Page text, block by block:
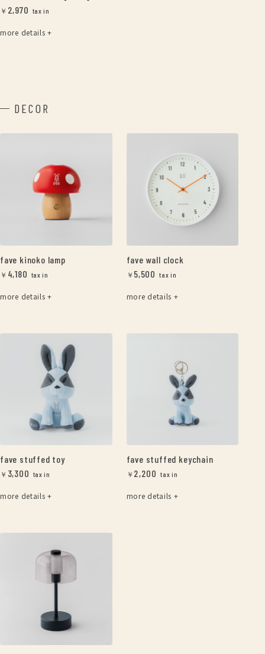
￥ 2,970
more details +
DECOR
fave kinoko lamp
￥ 4,180
more details +
fave wall clock
￥ 5,500
more details +
fave stuffed toy
￥ 3,300
more details +
fave stuffed keychain
￥ 2,200
more details +